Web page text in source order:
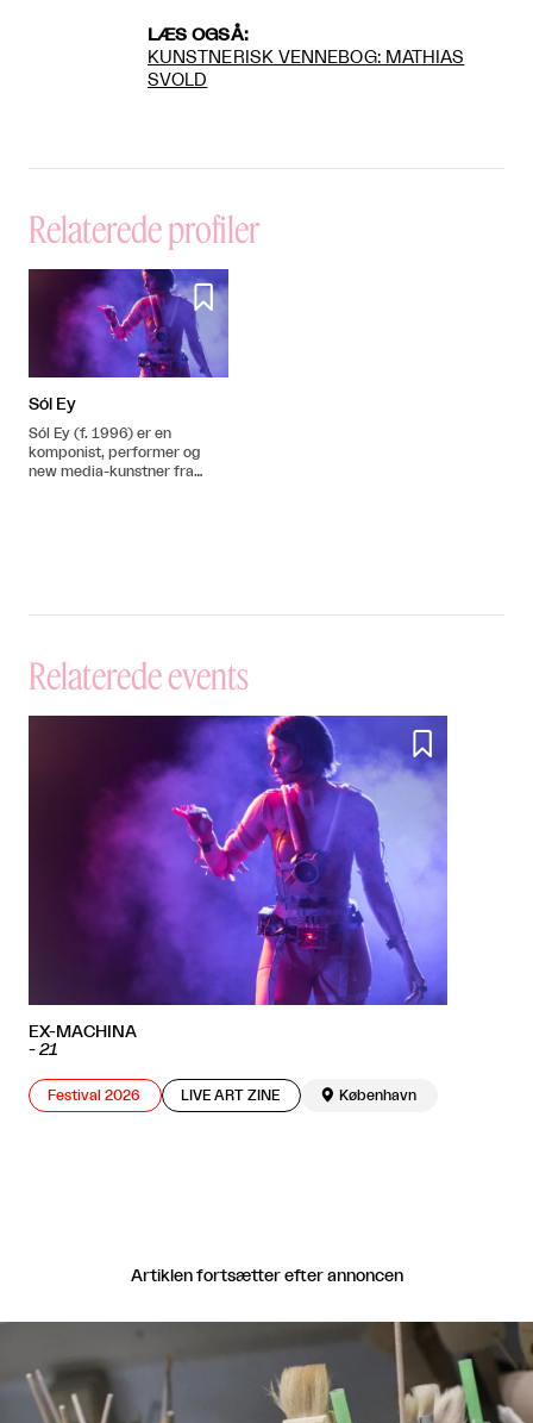
LÆS OGSÅ:
KUNSTNERISK VENNEBOG: MATHIAS
SVOLD
Relaterede profiler

Sól Ey
Sól Ey (f. 1996) er en
komponist, performer og
new media-kunstner fra
Relaterede events

EX-MACHINA
- 21
Festival 2026 LIVE ART ZINE  København
Artiklen fortsætter efter annoncen